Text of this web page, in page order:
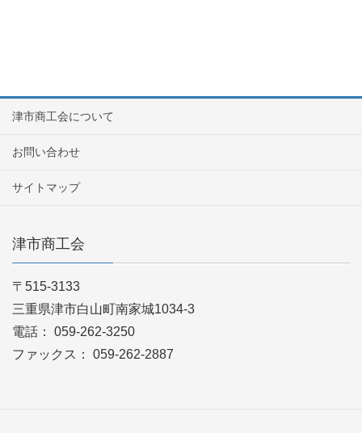
津市商工会について
お問い合わせ
サイトマップ
津市商工会
〒515-3133
三重県津市白山町南家城1034-3
電話： 059-262-3250
ファックス： 059-262-2887